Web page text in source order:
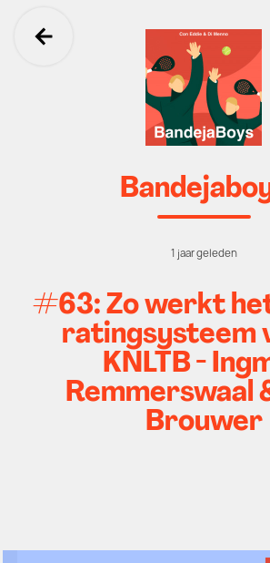
Ga terug
1 jaar geleden
#63: Zo werkt
ratingsysteem
KNLTB -
Remmerswaal
Brouwer